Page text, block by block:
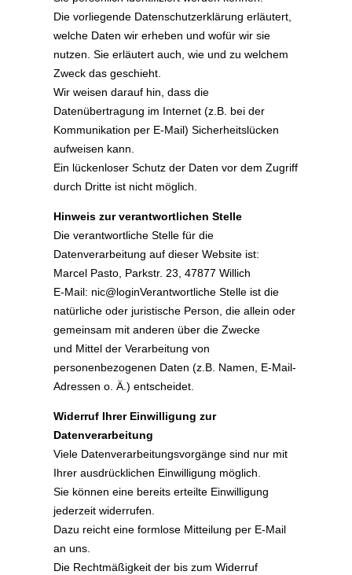
Die vorliegende Datenschutzerklärung erläutert,
welche Daten wir erheben und wofür wir sie
nutzen. Sie erläutert auch, wie und zu welchem
Zweck das geschieht.
Wir weisen darauf hin, dass die
Datenübertragung im Internet (z.B. bei der
Kommunikation per E-Mail) Sicherheitslücken
aufweisen kann.
Ein lückenloser Schutz der Daten vor dem Zugriff
durch Dritte ist nicht möglich.
Hinweis zur verantwortlichen Stelle
Die verantwortliche Stelle für die
Datenverarbeitung auf dieser Website ist:
Marcel Pasto, Parkstr. 23, 47877 Willich
E-Mail: nic@loginVerantwortliche Stelle ist die
natürliche oder juristische Person, die allein oder
gemeinsam mit anderen über die Zwecke
und Mittel der Verarbeitung von
personenbezogenen Daten (z.B. Namen, E-Mail-
Adressen o. Ä.) entscheidet.
Widerruf Ihrer Einwilligung zur
Datenverarbeitung
Viele Datenverarbeitungsvorgänge sind nur mit
Ihrer ausdrücklichen Einwilligung möglich.
Sie können eine bereits erteilte Einwilligung
jederzeit widerrufen.
Dazu reicht eine formlose Mitteilung per E-Mail
an uns.
Die Rechtmäßigkeit der bis zum Widerruf